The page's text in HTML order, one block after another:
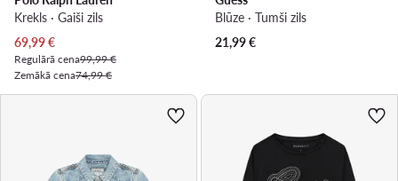
Krekls · Gaiši zils
Pašreizējā cena
69,99€
Regulārā cena99,99 €
Zemākā cena74,99 €
Blūze · Tumši zils
21,99€